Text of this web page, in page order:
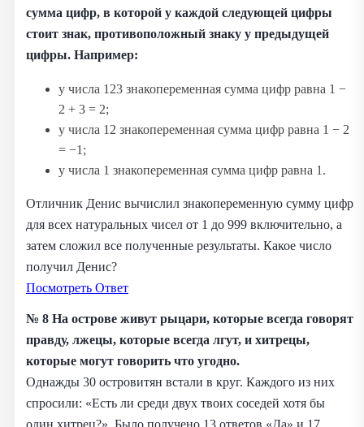
сумма цифр, в которой у каждой следующей цифры
стоит знак, противоположный знаку у предыдущей
цифры. Например:
у числа 123 знакопеременная сумма цифр равна 1 −
2 + 3 = 2;
у числа 12 знакопеременная сумма цифр равна 1 − 2
= −1;
у числа 1 знакопеременная сумма цифр равна 1.
Отличник Денис вычислил знакопеременную сумму цифр
для всех натуральных чисел от 1 до 999 включительно, а
затем сложил все полученные результаты. Какое число
получил Денис?
Посмотреть Ответ
№ 8 На острове живут рыцари, которые всегда говорят
правду, лжецы, которые всегда лгут, и хитрецы,
которые могут говорить что угодно.
Однажды 30 островитян встали в круг. Каждого из них
спросили: «Есть ли среди двух твоих соседей хотя бы